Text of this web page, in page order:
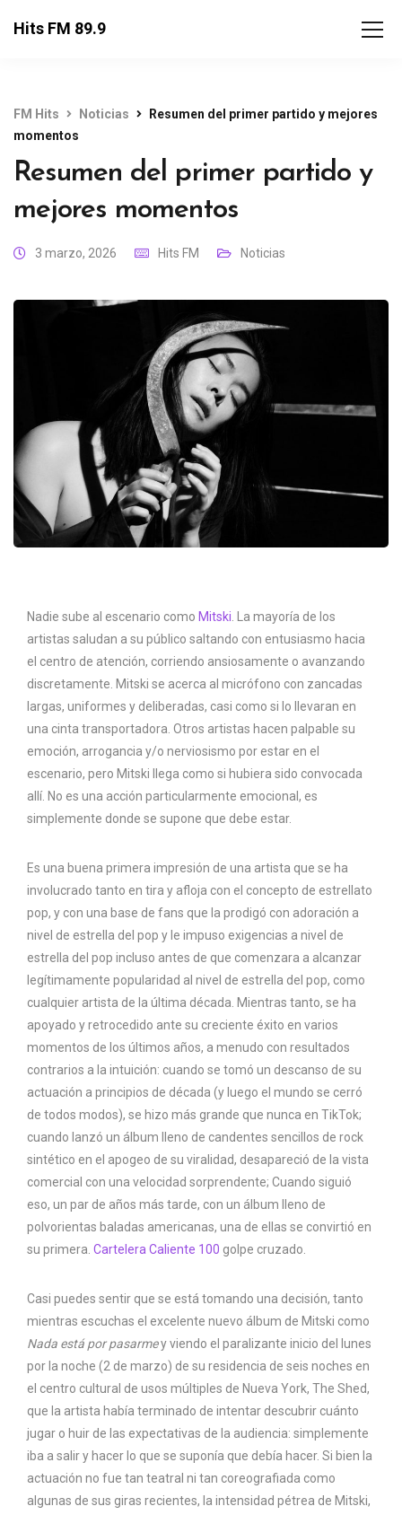
Hits FM 89.9
FM Hits Noticias
Resumen del primer partido y mejores
momentos
Resumen del primer partido y
mejores momentos
3 marzo, 2026 Hits FM Noticias
Nadie sube al escenario como Mitski. La mayoría de los
artistas saludan a su público saltando con entusiasmo hacia
el centro de atención, corriendo ansiosamente o avanzando
discretamente. Mitski se acerca al micrófono con zancadas
largas, uniformes y deliberadas, casi como si lo llevaran en
una cinta transportadora. Otros artistas hacen palpable su
emoción, arrogancia y/o nerviosismo por estar en el
escenario, pero Mitski llega como si hubiera sido convocada
allí. No es una acción particularmente emocional, es
simplemente donde se supone que debe estar.
Es una buena primera impresión de una artista que se ha
involucrado tanto en tira y afloja con el concepto de estrellato
pop, y con una base de fans que la prodigó con adoración a
nivel de estrella del pop y le impuso exigencias a nivel de
estrella del pop incluso antes de que comenzara a alcanzar
legítimamente popularidad al nivel de estrella del pop, como
cualquier artista de la última década. Mientras tanto, se ha
apoyado y retrocedido ante su creciente éxito en varios
momentos de los últimos años, a menudo con resultados
contrarios a la intuición: cuando se tomó un descanso de su
actuación a principios de década (y luego el mundo se cerró
de todos modos), se hizo más grande que nunca en TikTok;
cuando lanzó un álbum lleno de candentes sencillos de rock
sintético en el apogeo de su viralidad, desapareció de la vista
comercial con una velocidad sorprendente; Cuando siguió
eso, un par de años más tarde, con un álbum lleno de
polvorientas baladas americanas, una de ellas se convirtió en
su primera. Cartelera Caliente 100 golpe cruzado.
Casi puedes sentir que se está tomando una decisión, tanto
mientras escuchas el excelente nuevo álbum de Mitski como
Nada está por pasarmey viendo el paralizante inicio del lunes
por la noche (2 de marzo) de su residencia de seis noches en
el centro cultural de usos múltiples de Nueva York, The Shed,
que la artista había terminado de intentar descubrir cuánto
jugar o huir de las expectativas de la audiencia: simplemente
iba a salir y hacer lo que se suponía que debía hacer. Si bien la
actuación no fue tan teatral ni tan coreografiada como
algunas de sus giras recientes, la intensidad pétrea de Mitski,